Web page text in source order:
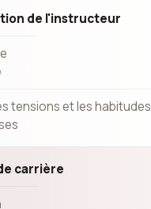
de l'instructeur
tensions et les habitudes
carrière